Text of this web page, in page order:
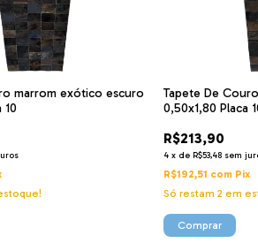
marrom exótico escuro
10
Tapete De
0,50x1,80 Placa
R$213,90
4 x de R$53,48 sem
R$192,51 com Pix
Só restam 2 em